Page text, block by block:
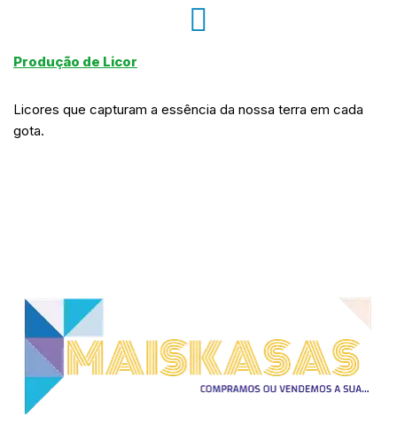
Produção de Licor
Licores que capturam a essência da nossa terra em cada
gota.